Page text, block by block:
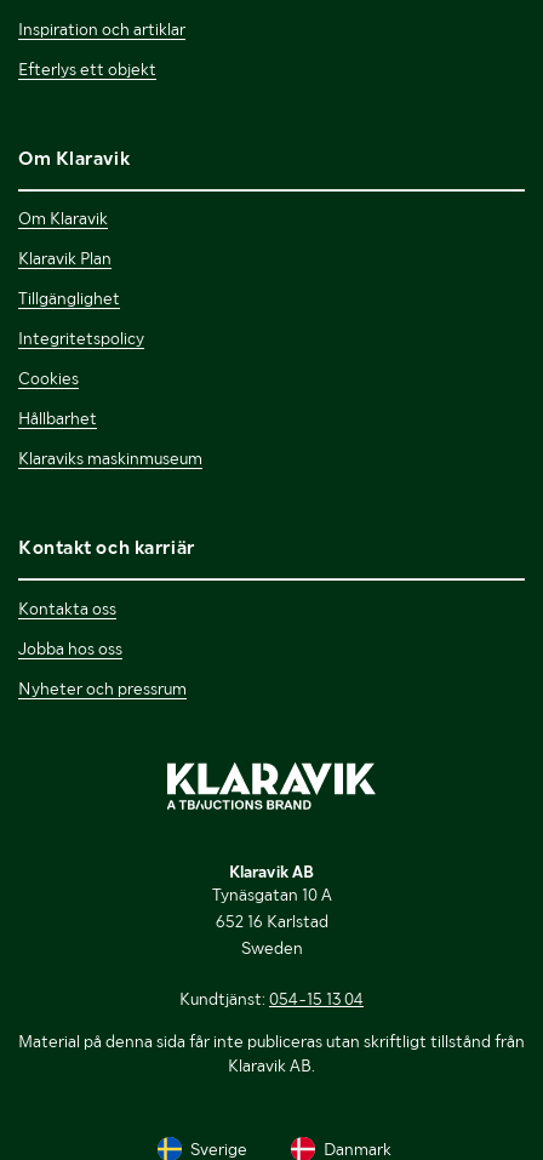
Inspiration och artiklar
Efterlys ett objekt
Om Klaravik
Om Klaravik
Klaravik Plan
Tillgänglighet
Integritetspolicy
Cookies
Hållbarhet
Klaraviks maskinmuseum
Kontakt och karriär
Kontakta oss
Jobba hos oss
Nyheter och pressrum
Klaravik AB
Tynäsgatan 10 A
652 16 Karlstad
Sweden
Kundtjänst: 054-15 13 04
Material på denna sida får inte publiceras utan skriftligt tillstånd från
Klaravik AB.
Sverige Danmark